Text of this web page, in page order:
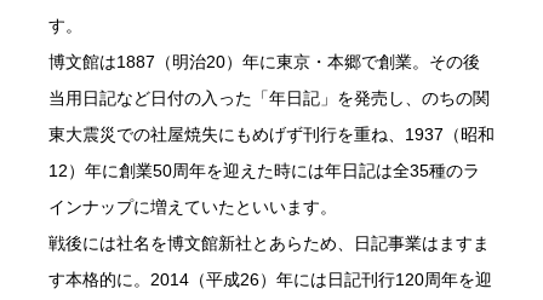
す。
博文館は1887（明治20）年に東京・本郷で創業。その後
当用日記など日付の入った「年日記」を発売し、のちの関
東大震災での社屋焼失にもめげず刊行を重ね、1937（昭和
12）年に創業50周年を迎えた時には年日記は全35種のラ
インナップに増えていたといいます。
戦後には社名を博文館新社とあらため、日記事業はますま
す本格的に。2014（平成26）年には日記刊行120周年を迎